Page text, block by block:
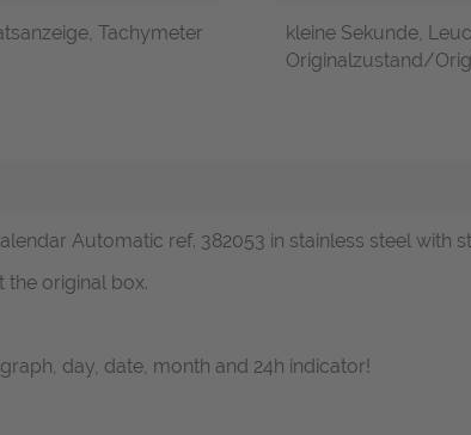
Tachymeter
kleine Sekunde,
Originalzustand/
Automatic ref. 382053 in stainless steel with
the original box.
day, date, month and 24h indicator!